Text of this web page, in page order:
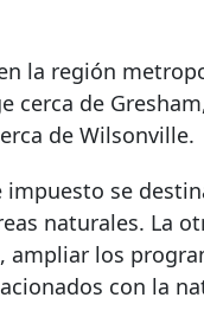
la región
cerca de
de Wilsonville.
se
naturales. La
ampliar los
con la